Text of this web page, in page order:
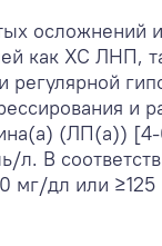
осложнений
как ХС ЛНП,
и
(ЛП(а))
В
дл или